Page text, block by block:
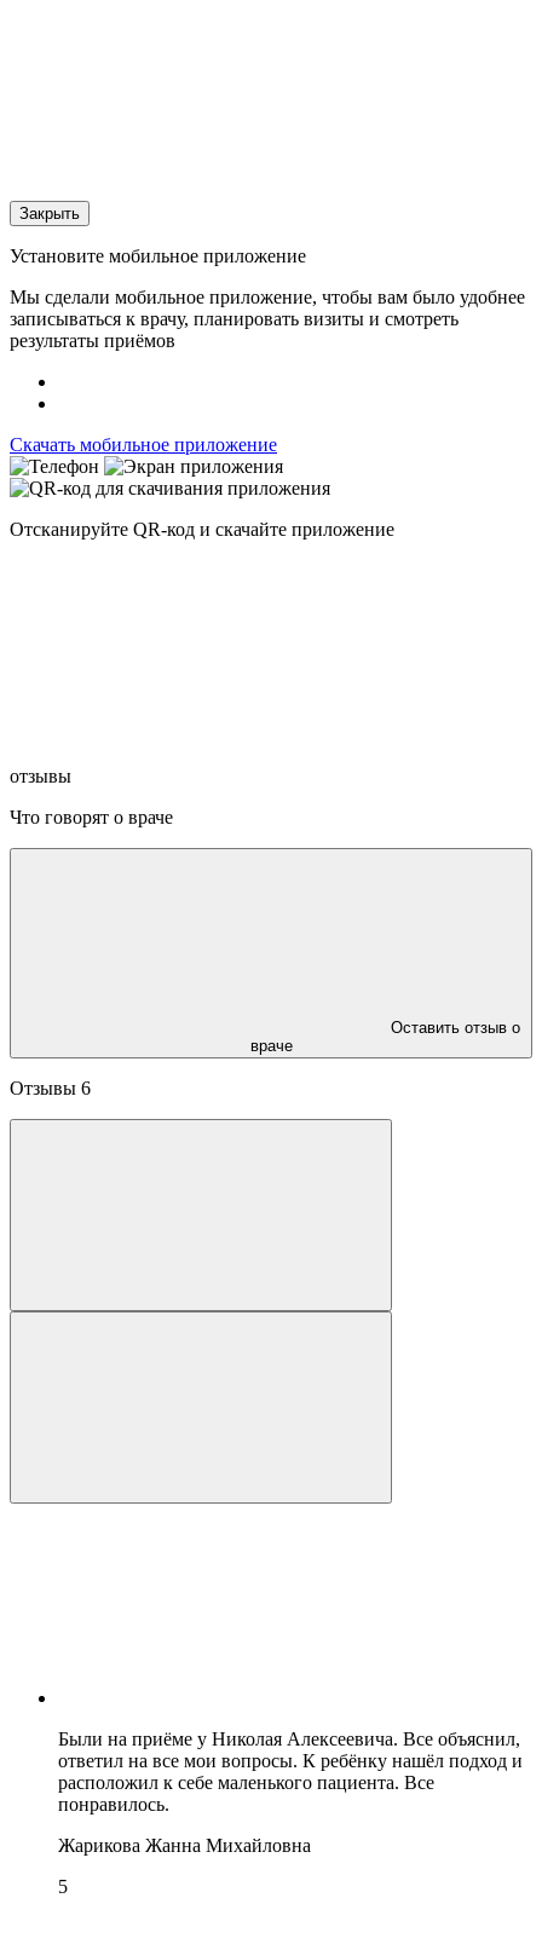
Закрыть
Установите мобильное приложение
Мы сделали мобильное приложение, чтобы вам было удобнее
записываться к врачу, планировать визиты и смотреть
результаты приёмов
Скачать мобильное приложение
Отсканируйте QR-код и скачайте приложение
отзывы
Что говорят о враче
Оставить отзыв о
враче
Отзывы 6
Были на приёме у Николая Алексеевича. Все объяснил,
ответил на все мои вопросы. К ребёнку нашёл подход и
расположил к себе маленького пациента. Все
понравилось.
Жарикова Жанна Михайловна
5